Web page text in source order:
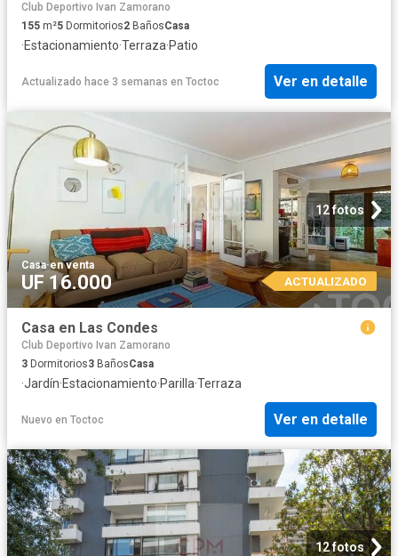
Club Deportivo Ivan Zamorano
155 m²5 Dormitorios2 BañosCasa
·Estacionamiento·Terraza·Patio
Actualizado hace 3 semanas en Toctoc Ver en detalle
12 fotos
Casa·en venta
UF 16.000 ACTUALIZADO
Casa en Las Condes
Club Deportivo Ivan Zamorano
3 Dormitorios3 BañosCasa
·Jardín·Estacionamiento·Parilla·Terraza
Nuevo en Toctoc Ver en detalle
12 fotos